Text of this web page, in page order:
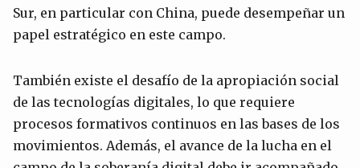
Sur, en particular con China, puede desempeñar un
papel estratégico en este campo.
También existe el desafío de la apropiación social
de las tecnologías digitales, lo que requiere
procesos formativos continuos en las bases de los
movimientos. Además, el avance de la lucha en el